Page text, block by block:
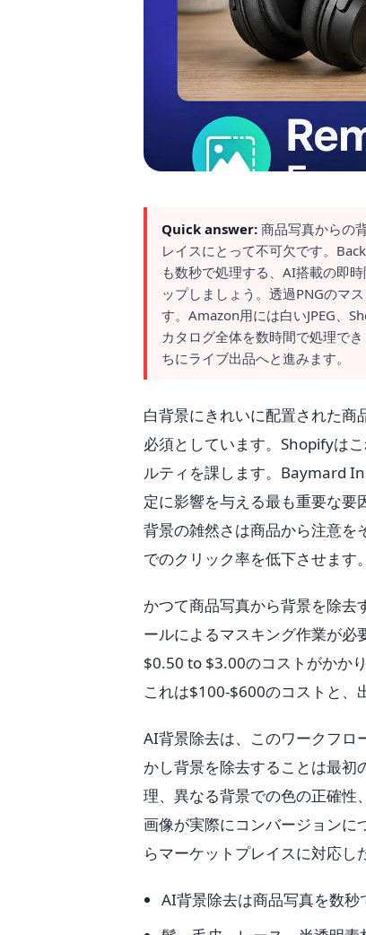
Quick answer: 商品写真からの
レイスにとって不可欠です。
も数秒で処理する、AI搭載の即
ップしましょう。透過PNGのマ
す。Amazon用には白いJPEG、
カタログ全体を数時間で処理で
ちにライブ出品へと進みます。
白背景にきれいに配置された
必須としています。Shopifyは
ルティを課します。Baymard
定に影響を与える最も重要な要
背景の雑然さは商品から注意を
でのクリック率を低下させます。
かつて商品写真から背景を除
ールによるマスキング作業が必
$0.50 to $3.00のコストがかか
これは$100-$600のコストと、
AI背景除去は、このワークフロ
かし背景を除去することは最
理、異なる背景での色の正確性
画像が実際にコンバージョンに
らマーケットプレイスに対応し
AI背景除去は商品写真を数秒